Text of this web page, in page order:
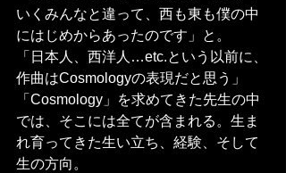
いくみんなと違って、西も東も僕の中
にはじめからあったのです」と。
「日本人、西洋人…etc.という以前に、
作曲はCosmologyの表現だと思う」
「Cosmology」を求めてきた先生の中
では、そこには全てが含まれる。生ま
れ育ってきた生い立ち、経験、そして
生の方向。